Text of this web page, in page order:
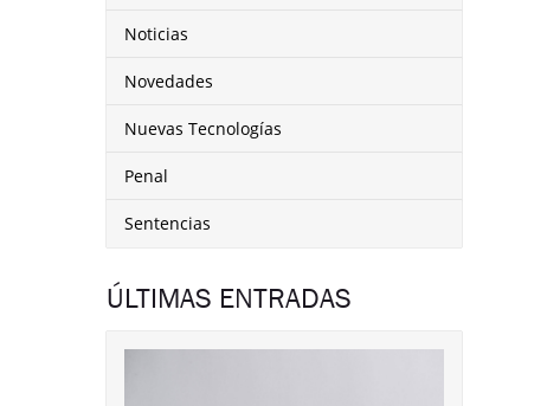
Noticias
Novedades
Nuevas Tecnologías
Penal
Sentencias
ÚLTIMAS ENTRADAS